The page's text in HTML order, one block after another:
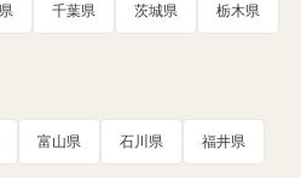
千葉県 茨城県 栃木県
富山県 石川県 福井県